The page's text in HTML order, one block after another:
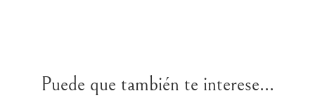
Puede que también te interese...